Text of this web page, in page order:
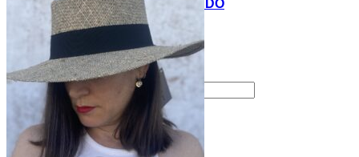
MIS COSITAS POR EL MUNDO
EL COMIENZO
BLOG
PAGOS
CONTACTO
Buscar por:
Acceder / Registrarse
Carrito / 0,00€ 0